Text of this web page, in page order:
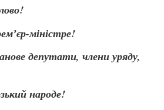
міністре!
депутати, члени уряду,
народе!